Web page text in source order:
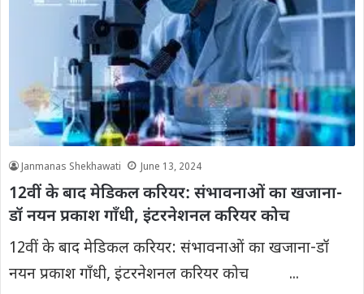
Janmanas Shekhawati June 13, 2024
12वीं के बाद मेडिकल करियर: संभावनाओं का खजाना-
डॉ नयन प्रकाश गाँधी, इंटरनेशनल करियर कोच
12वीं के बाद मेडिकल करियर: संभावनाओं का खजाना-डॉ
नयन प्रकाश गाँधी, इंटरनेशनल करियर कोच ...